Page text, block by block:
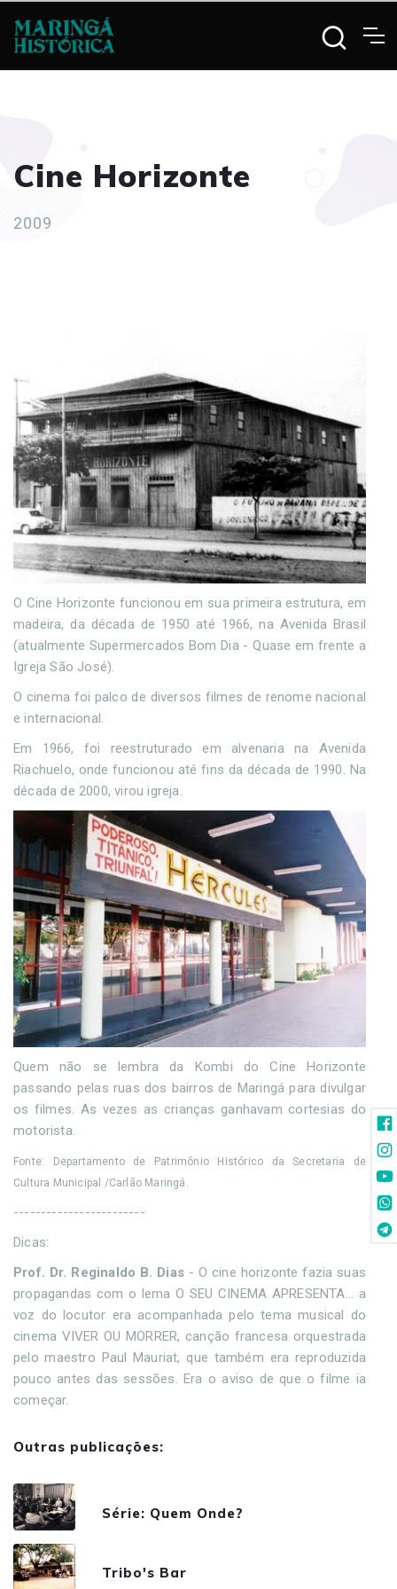
Cine Horizonte
2009
O Cine Horizonte funcionou em sua primeira estrutura, em
madeira, da década de 1950 até 1966, na Avenida Brasil
(atualmente Supermercados Bom Dia - Quase em frente a
Igreja São José).
O cinema foi palco de diversos filmes de renome nacional
e internacional.
Em 1966, foi reestruturado em alvenaria na Avenida
Riachuelo, onde funcionou até fins da década de 1990. Na
década de 2000, virou igreja.
Quem não se lembra da Kombi do Cine Horizonte
passando pelas ruas dos bairros de Maringá para divulgar
os filmes. As vezes as crianças ganhavam cortesias do
motorista.
Fonte: Departamento de Patrimônio Histórico da Secretaria de
Cultura Municipal /Carlão Maringá.
------------------------
Dicas:
Prof. Dr. Reginaldo B. Dias - O cine horizonte fazia suas
propagandas com o lema O SEU CINEMA APRESENTA... a
voz do locutor era acompanhada pelo tema musical do
cinema VIVER OU MORRER, canção francesa orquestrada
pelo maestro Paul Mauriat, que também era reproduzida
pouco antes das sessões. Era o aviso de que o filme ia
começar.
Outras publicações:
Série: Quem Onde?
Tribo's Bar